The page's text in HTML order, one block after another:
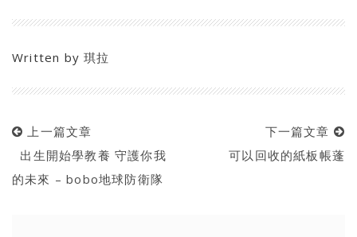
Written by琪拉
上一篇文章
出生開始學教養 守護你我
的未來 – bobo地球防衛隊
下一篇文章
可以回收的紙板帳蓬